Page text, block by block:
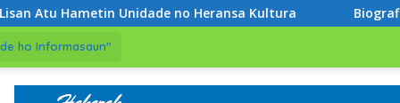
Unidade no Heransa Kultura Biografia No Memoria
ho Informasaun"